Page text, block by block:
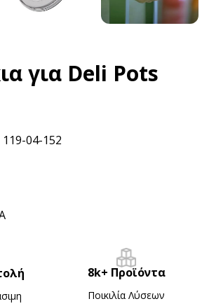
για Deli Pots
119-04-152
8k+ Προϊόντα
Ποικιλία Λύσεων